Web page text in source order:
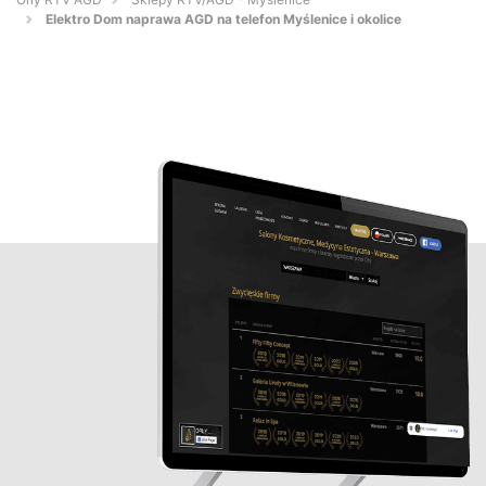
Elektro Dom naprawa AGD na telefon Myślenice i okolice